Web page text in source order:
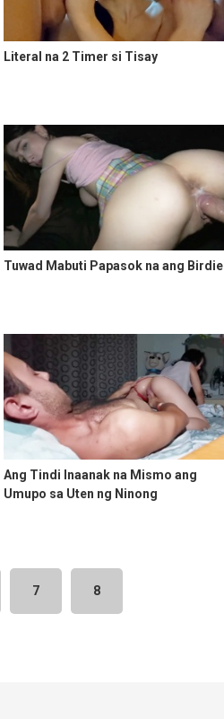
Literal na 2 Timer si Tisay
Tuwad Mabuti Papasok na ang Birdie
Ang Tindi Inaanak na Mismo ang
Umupo sa Uten ng Ninong
7 8